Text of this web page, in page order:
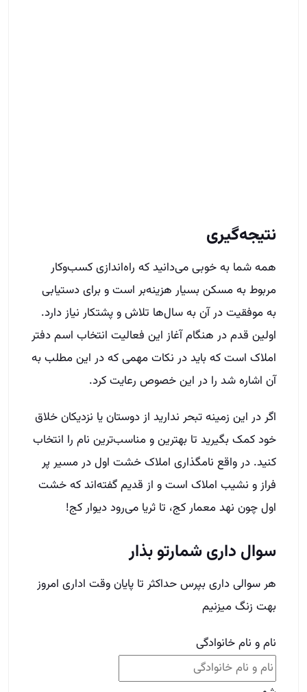
آن اشاره شد را در این خصوص رعایت کرد.
اگر در این زمینه تبحر ندارید از دوستان یا نزدیکان خلاق
خود کمک بگیرید تا بهترین و مناسب‌ترین نام را انتخاب
کنید. در واقع نامگذاری املاک خشت اول در مسیر پر
فراز و نشیب املاک است و از قدیم گفته‌اند که خشت‌
اول چون‌ نهد معمار ‌کج، تا ثریا می‌رود دیوار کج!
سوال داری شمارتو بذار
هر سوالی داری بپرس حداکثر تا پایان وقت اداری امروز
بهت زنگ میزنیم
نام و نام خانوادگی
شهر
شماره تماس(Required)
Phone